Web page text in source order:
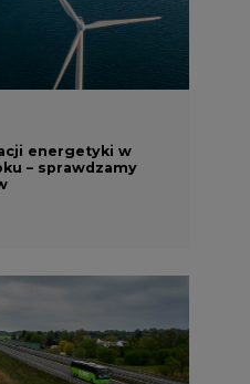
energetyki w
– sprawdzamy